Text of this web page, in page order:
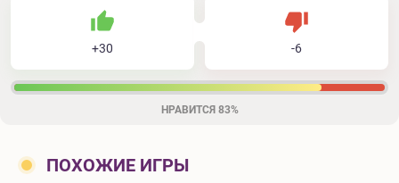
+30
Нравится
-6Не нравится
НРАВИТСЯ 83%
ПОХОЖИЕ ИГРЫ